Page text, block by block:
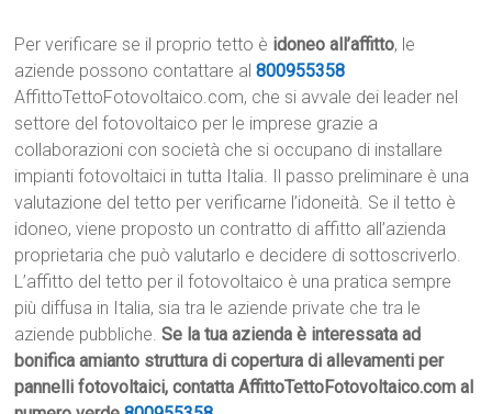
Per verificare se il proprio tetto è idoneo all’affitto, le
aziende possono contattare al800955358
AffittoTettoFotovoltaico.com, che si avvale dei leader nel
settore del fotovoltaico per le imprese grazie a
collaborazioni con società che si occupano di installare
impianti fotovoltaici in tutta Italia. Il passo preliminare è una
valutazione del tetto per verificarne l’idoneità. Se il tetto è
idoneo, viene proposto un contratto di affitto all’azienda
proprietaria che può valutarlo e decidere di sottoscriverlo.
L’affitto del tetto per il fotovoltaico è una pratica sempre
più diffusa in Italia, sia tra le aziende private che tra le
aziende pubbliche.Se la tua azienda è interessata ad
bonifica amianto struttura di copertura di allevamenti per
pannelli fotovoltaici, contatta AffittoTettoFotovoltaico.com al